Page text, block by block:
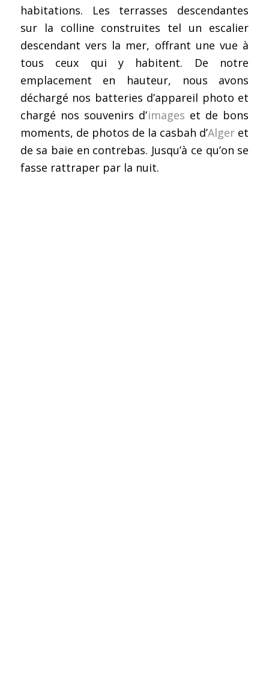
habitations. Les terrasses descendantes
sur la colline construites tel un escalier
descendant vers la mer, offrant une vue à
tous ceux qui y habitent. De notre
emplacement en hauteur, nous avons
déchargé nos batteries d’appareil photo et
chargé nos souvenirs d’images et de bons
moments, de photos de la casbah d’Alger et
de sa baie en contrebas. Jusqu’à ce qu’on se
fasse rattraper par la nuit.